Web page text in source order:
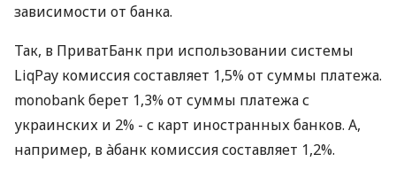
зависимости от банка.
Так, в ПриватБанк при использовании системы
LiqPay комиссия составляет 1,5% от суммы платежа.
monobank берет 1,3% от суммы платежа с
украинских и 2% - с карт иностранных банков. А,
например, в àбанк комиссия составляет 1,2%.